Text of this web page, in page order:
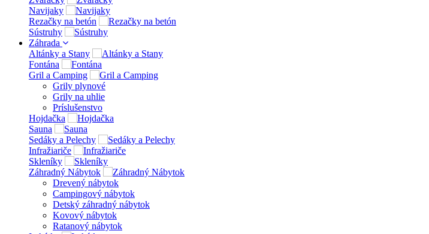
Navijaky
Rezačky na betón
Sústruhy
Záhrada
Altánky a Stany
Fontána
Gril a Camping
Grily plynové
Grily na uhlie
Príslušenstvo
Hojdačka
Sauna
Sedáky a Pelechy
Infražiariče
Skleníky
Záhradný Nábytok
Drevený nábytok
Campingový nábytok
Detský záhradný nábytok
Kovový nábytok
Ratanový nábytok